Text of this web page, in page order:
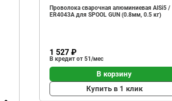
Проволока сварочная алюминиевая AlSi5 /
ER4043А для SPOOL GUN (0.8мм, 0.5 кг)
1 527 ₽
В кредит от 51/мес
В корзину
Купить в 1 клик